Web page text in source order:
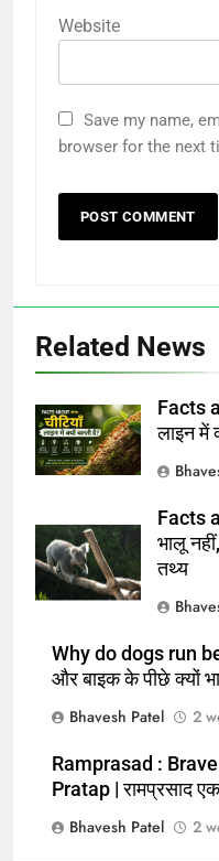
Website
Save my name,
browser for the next
Related News
Facts
लाइन में
Facts
भालू
तथ्य
Why do dogs run
और बाइक के पीछे क्यों
Bhavesh Patel
2
Ramprasad :
Pratap | रामप्रसाद एक
Bhavesh Patel
2